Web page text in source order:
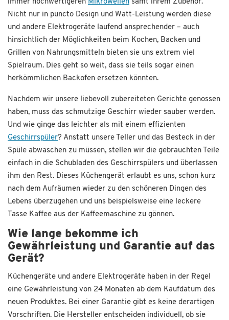
immer hochwertigeren Mikrowellen samt ihrem Zubehör.
Nicht nur in puncto Design und Watt-Leistung werden diese
und andere Elektrogeräte laufend ansprechender – auch
hinsichtlich der Möglichkeiten beim Kochen, Backen und
Grillen von Nahrungsmitteln bieten sie uns extrem viel
Spielraum. Dies geht so weit, dass sie teils sogar einen
herkömmlichen Backofen ersetzen könnten.
Nachdem wir unsere liebevoll zubereiteten Gerichte genossen
haben, muss das schmutzige Geschirr wieder sauber werden.
Und wie ginge das leichter als mit einem effizienten
Geschirrspüler? Anstatt unsere Teller und das Besteck in der
Spüle abwaschen zu müssen, stellen wir die gebrauchten Teile
einfach in die Schubladen des Geschirrspülers und überlassen
ihm den Rest. Dieses Küchengerät erlaubt es uns, schon kurz
nach dem Aufräumen wieder zu den schöneren Dingen des
Lebens überzugehen und uns beispielsweise eine leckere
Tasse Kaffee aus der Kaffeemaschine zu gönnen.
Wie lange bekomme ich
Gewährleistung und Garantie auf das
Gerät?
Küchengeräte und andere Elektrogeräte haben in der Regel
eine Gewährleistung von 24 Monaten ab dem Kaufdatum des
neuen Produktes. Bei einer Garantie gibt es keine derartigen
Vorschriften. Die Hersteller entscheiden individuell, ob sie